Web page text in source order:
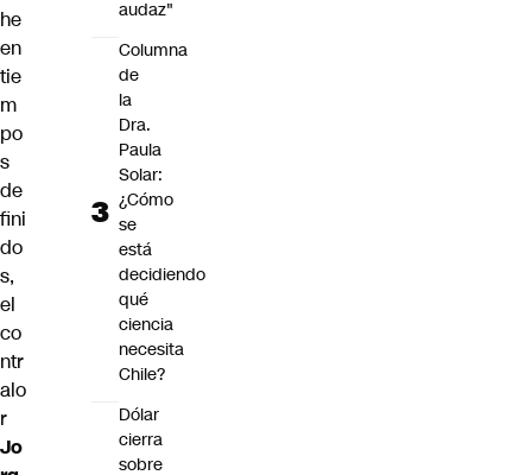
he
en
tie
m
po
s
de
fini
do
s,
el
co
ntr
alo
r
Jo
audaz"
Columna
de
la
Dra.
Paula
Solar:
¿Cómo
se
está
decidiendo
qué
ciencia
necesita
Chile?
Dólar
cierra
sobre